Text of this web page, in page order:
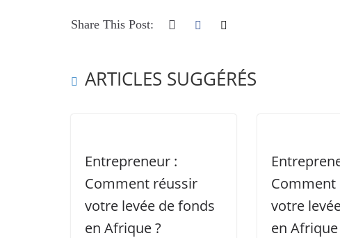
Share This Post:
ARTICLES SUGGÉRÉS
Entrepreneur :
Comment réussir
votre levée de fonds
en Afrique ?
Comment
votre
en Afrique